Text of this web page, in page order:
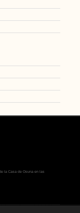
la Casa de Osuna en las